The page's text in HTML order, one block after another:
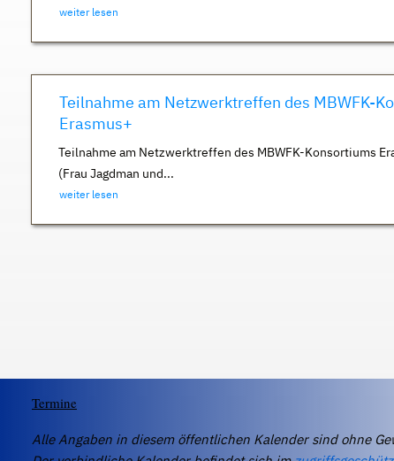
weiter lesen
Teilnahme am Netzwerktreffen des MBWFK-
Erasmus+
Teilnahme am Netzwerktreffen des MBWFK-Konsortiums
(Frau Jagdman und...
weiter lesen
Termine
Alle Angaben in diesem öffentlichen Kalender sind ohne